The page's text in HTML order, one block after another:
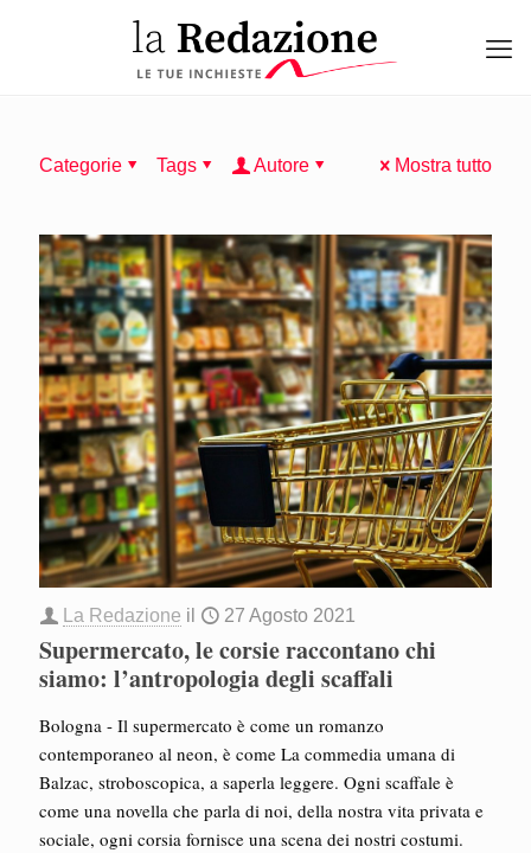
Categorie Tags Autore Mostra tutto
La Redazione il 27 Agosto 2021
Supermercato, le corsie raccontano chi
siamo: l’antropologia degli scaffali
Bologna - Il supermercato è come un romanzo
contemporaneo al neon, è come La commedia umana di
Balzac, stroboscopica, a saperla leggere. Ogni scaffale è
come una novella che parla di noi, della nostra vita privata e
sociale, ogni corsia fornisce una scena dei nostri costumi.